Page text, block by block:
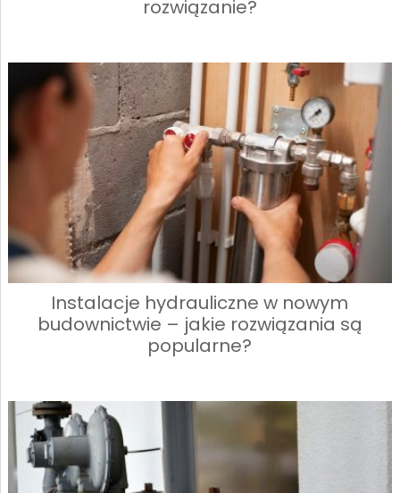
rozwiązanie?
Instalacje hydrauliczne w nowym
budownictwie – jakie rozwiązania są
popularne?